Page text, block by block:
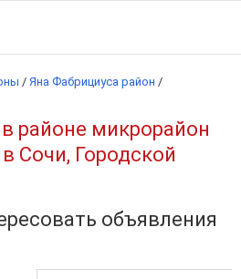
/ Яна Фабрициуса район /
районе микрорайон
Сочи, Городской
объявления